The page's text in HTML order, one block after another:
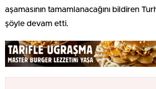
aşamasının tamamlanacağını bildiren
şöyle devam etti.